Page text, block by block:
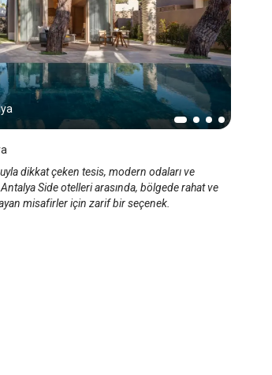
dikkat çeken tesis, modern odaları ve
Antalya Side otelleri arasında, bölgede rahat ve
misafirler için zarif bir seçenek.